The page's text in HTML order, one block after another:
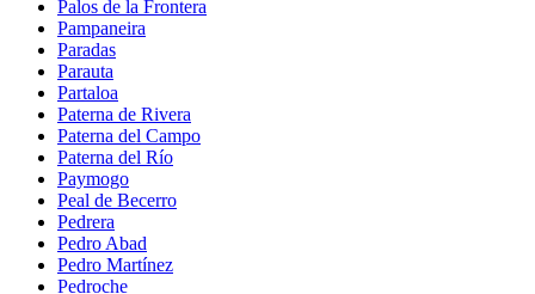
Palos de la Frontera
Pampaneira
Paradas
Parauta
Partaloa
Paterna de Rivera
Paterna del Campo
Paterna del Río
Paymogo
Peal de Becerro
Pedrera
Pedro Abad
Pedro Martínez
Pedroche